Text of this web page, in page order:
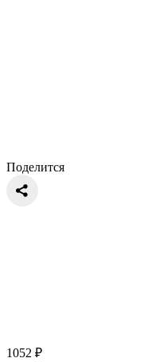
Поделится
1052 ₽